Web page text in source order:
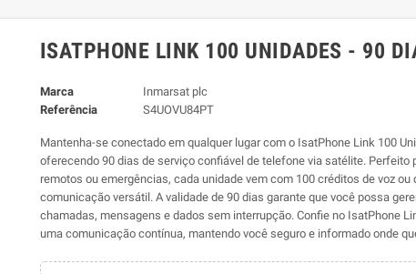
ISATPHONE LINK 100 UNIDADES - 90
Marca
Inmarsat plc
Referência
S4UOVU84PT
Mantenha-se conectado em qualquer lugar com o IsatPhone Link 100
oferecendo 90 dias de serviço confiável de telefone via satélite. Perfeito
remotos ou emergências, cada unidade vem com 100 créditos de voz ou
comunicação versátil. A validade de 90 dias garante que você possa
chamadas, mensagens e dados sem interrupção. Confie no IsatPhone
uma comunicação contínua, mantendo você seguro e informado onde